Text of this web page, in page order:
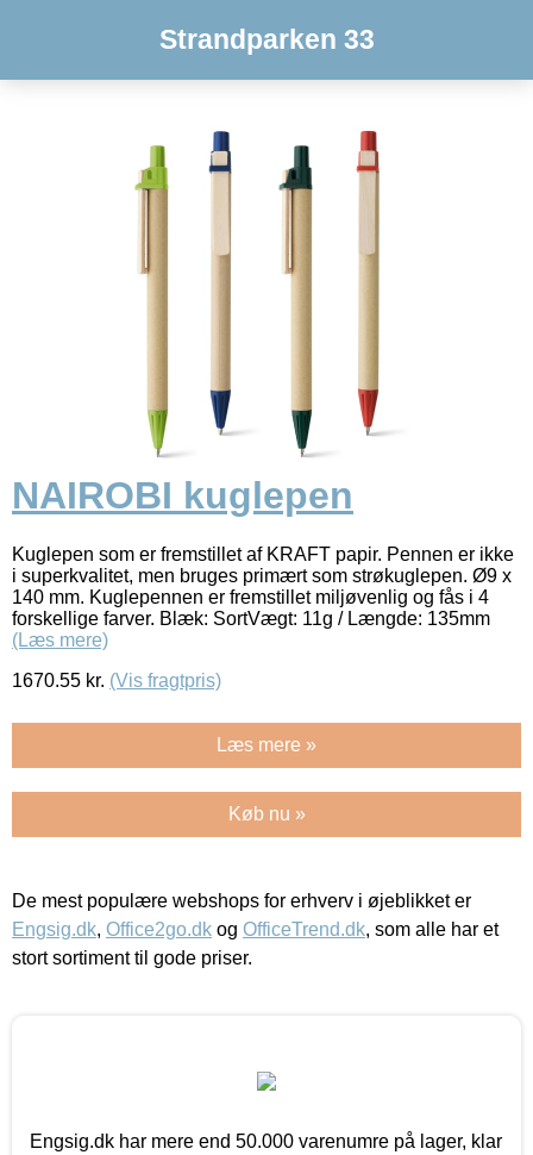
Strandparken 33
NAIROBI kuglepen
Kuglepen som er fremstillet af KRAFT papir. Pennen er ikke
i superkvalitet, men bruges primært som strøkuglepen. Ø9 x
140 mm. Kuglepennen er fremstillet miljøvenlig og fås i 4
forskellige farver. Blæk: SortVægt: 11g / Længde: 135mm
(Læs mere)
1670.55 kr. (Vis fragtpris)
Læs mere »
Køb nu »
De mest populære webshops for erhverv i øjeblikket er
Engsig.dk, Office2go.dk og OfficeTrend.dk, som alle har et
stort sortiment til gode priser.
Engsig.dk har mere end 50.000 varenumre på lager, klar